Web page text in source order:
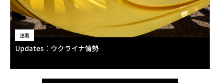
連載
Updates：ウクライナ情勢